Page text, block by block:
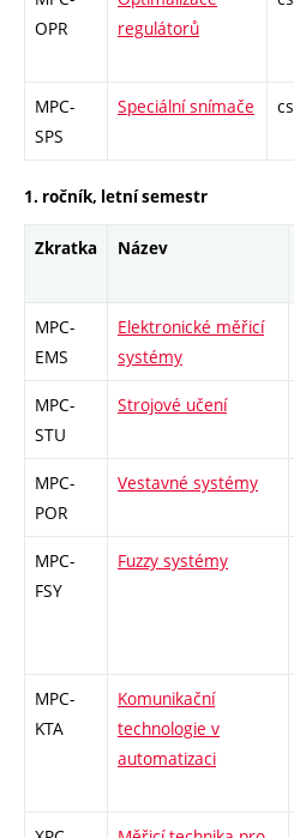
OPR
regulátorů
MPC-
SPS
Speciální snímače cs
1. ročník, letní semestr
Zkratka Název
MPC-
EMS
Elektronické měřicí
systémy
MPC-
STU
Strojové učení
MPC-
POR
Vestavné systémy
MPC-
FSY
Fuzzy systémy
MPC-
KTA
Komunikační
technologie v
automatizaci